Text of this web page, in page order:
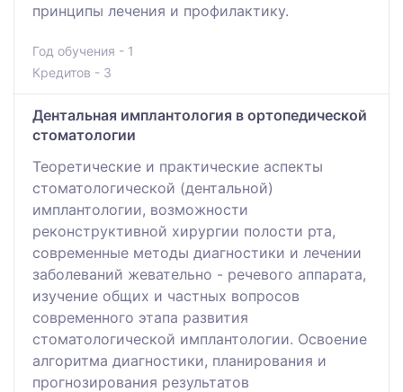
принципы лечения и профилактику.
Год обучения - 1
Кредитов - 3
Дентальная имплантология в ортопедической
стоматологии
Теоретические и практические аспекты
стоматологической (дентальной)
имплантологии, возможности
реконструктивной хирургии полости рта,
современные методы диагностики и лечении
заболеваний жевательно - речевого аппарата,
изучение общих и частных вопросов
современного этапа развития
стоматологической имплантологии. Освоение
алгоритма диагностики, планирования и
прогнозирования результатов